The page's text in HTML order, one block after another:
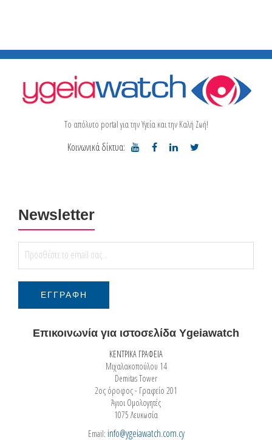
Το απόλυτο portal για την Υγεία και την Καλή Ζωή!
Κοινωνικά δίκτυα:
Newsletter
Επικοινωνία για ιστοσελίδα Ygeiawatch
ΚΕΝΤΡΙΚΑ ΓΡΑΦΕΙΑ
Μιχαλακοπούλου 14
Demitas Tower
2ος όροφος - Γραφείο 201
Άγιοι Ομολογητές
1075 Λευκωσία
Email: info@ygeiawatch.com.cy